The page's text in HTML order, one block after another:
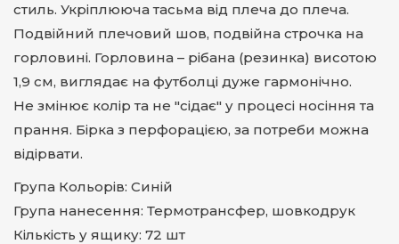
стиль. Укріплююча тасьма від плеча до плеча.
Подвійний плечовий шов, подвійна строчка на
горловині. Горловина – рібана (резинка) висотою
1,9 см, виглядає на футболці дуже гармонічно.
Не змінює колір та не "сідає" у процесі носіння та
прання. Бірка з перфорацією, за потреби можна
відірвати.
Група Кольорів: Синій
Група нанесення: Термотрансфер, шовкодрук
Кількість у ящику: 72 шт